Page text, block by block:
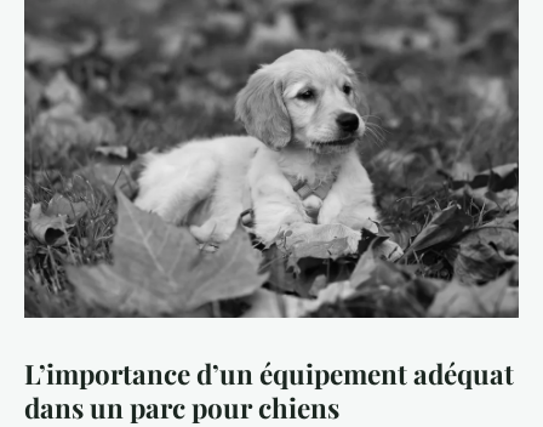
L’importance d’un équipement adéquat
dans un parc pour chiens